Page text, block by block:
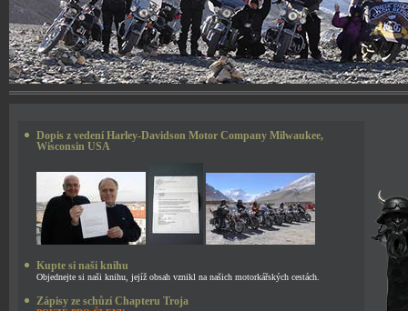
TROJA
Dopis z vedení Harley-Davidson Motor Company Milwaukee,
Wisconsin USA
Kupte si naši knihu
Objednejte si naši knihu, jejíž obsah vznikl na našich motorkářských cestách.
Zápisy ze schůzí Chapteru Troja